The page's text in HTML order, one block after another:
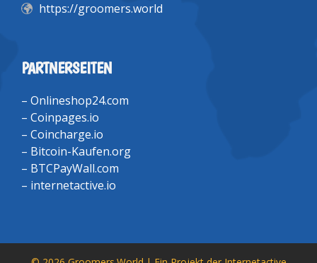
https://groomers.world
PARTNERSEITEN
– Onlineshop24.com
– Coinpages.io
– Coincharge.io
– Bitcoin-Kaufen.org
– BTCPayWall.com
– internetactive.io